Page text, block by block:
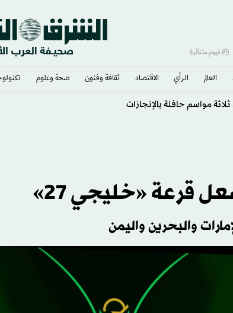
غيوم متناثرة
العالم الرأي الاقتصاد ثقافة وفنون صحة وعلوم
مواسم حافلة بالإنجازات
والبحرين واليمن